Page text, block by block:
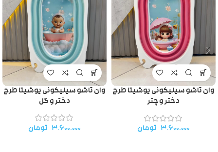
وان تاشو سیلیکونی یوشیتا طرح
دختر و چتر
۳.۶۰۰.۰۰۰ تومان
وان تاشو سیلیکونی یوشیتا طرح
دختر و گل
۳.۶۰۰.۰۰۰ تومان